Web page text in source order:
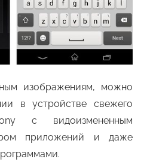
изображениям, можно
в устройстве свежего
с видоизмененным
приложений и даже